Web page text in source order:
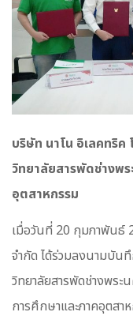
บริษัท นาโน อิเลคทริ
วิทยาลัยสารพัดช่างพ
อุตสาหกรรม
เมื่อวันที่ 20 กุมภาพันธ์
จำกัด ได้ร่วมลงนามบัน
วิทยาลัยสารพัดช่างพระ
การศึกษาและภาคอุตส